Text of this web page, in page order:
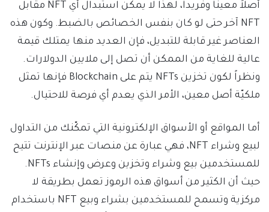
أصلاً معيناً وفريداً، لهذا لا يمكن استبدال أي NFT مقابل
NFT آخر حتى لو كان بنفس الخصائص بالضبط. وكون هذه
العناصر غير قابلة للتبديل، فإن العديد منها يمتلك قيمة
عالية للغاية من الممكن أن تصل إلى ملايين الدولارات.
ونظراً لكون تخزين NFTs يتم على Blockchain فإنها تمثل
ملكيّة أصل معين، الأمر الذي يعدم أي فرصة للاحتيال.
أما المواقع أو الأسواق الإلكترونية التي تمكّنك من التداول
لبيع وشراء NFT، فهي عبارة عن منصات عبر الإنترنت تتيح
للمستخدمين بيع وشراء وتخزين وعرض وإنشاء NFTs.
حيث أن الكثير من أسواق هذه الرموز تعمل بطريقة لا
مركزية وتسمح للمستخدمين بشراء وبيع NFT باستخدام